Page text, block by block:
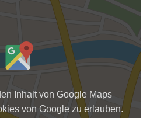
Inhalt von Google Maps
von Google zu erlauben.